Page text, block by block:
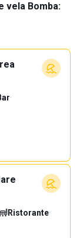
vela Bomba:
·
Ristorante·